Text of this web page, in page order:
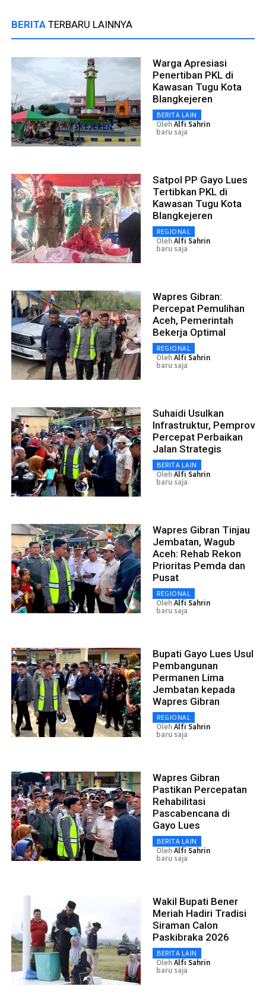
BERITA TERBARU LAINNYA
Warga Apresiasi
Penertiban PKL di
Kawasan Tugu Kota
Blangkejeren
BERITA LAIN
OlehAlfi Sahrin
baru saja
Satpol PP Gayo Lues
Tertibkan PKL di
Kawasan Tugu Kota
Blangkejeren
REGIONAL
OlehAlfi Sahrin
baru saja
Wapres Gibran:
Percepat Pemulihan
Aceh, Pemerintah
Bekerja Optimal
REGIONAL
OlehAlfi Sahrin
baru saja
Suhaidi Usulkan
Infrastruktur, Pemprov
Percepat Perbaikan
Jalan Strategis
BERITA LAIN
OlehAlfi Sahrin
baru saja
Wapres Gibran Tinjau
Jembatan, Wagub
Aceh: Rehab Rekon
Prioritas Pemda dan
Pusat
REGIONAL
OlehAlfi Sahrin
baru saja
Bupati Gayo Lues Usul
Pembangunan
Permanen Lima
Jembatan kepada
Wapres Gibran
REGIONAL
OlehAlfi Sahrin
baru saja
Wapres Gibran
Pastikan Percepatan
Rehabilitasi
Pascabencana di
Gayo Lues
BERITA LAIN
OlehAlfi Sahrin
baru saja
Wakil Bupati Bener
Meriah Hadiri Tradisi
Siraman Calon
Paskibraka 2026
BERITA LAIN
OlehAlfi Sahrin
baru saja